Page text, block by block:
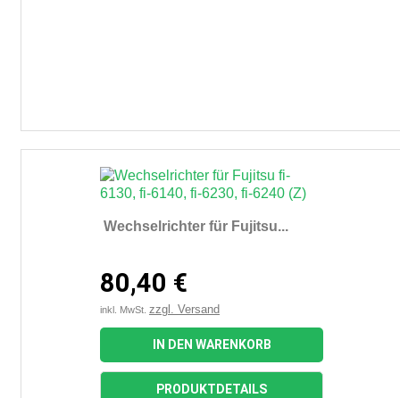
Wechselrichter für Fujitsu...
80,40 €
inkl. MwSt. zzgl. Versand
IN DEN WARENKORB
PRODUKTDETAILS